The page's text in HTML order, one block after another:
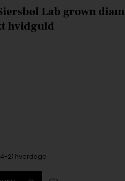
Lab grown
hvidguld
21 hverdage